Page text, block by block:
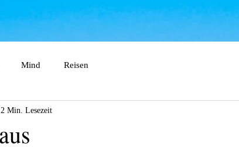
Mind Reisen
2 Min. Lesezeit